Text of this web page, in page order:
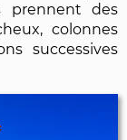
prennent des
colonnes
successives